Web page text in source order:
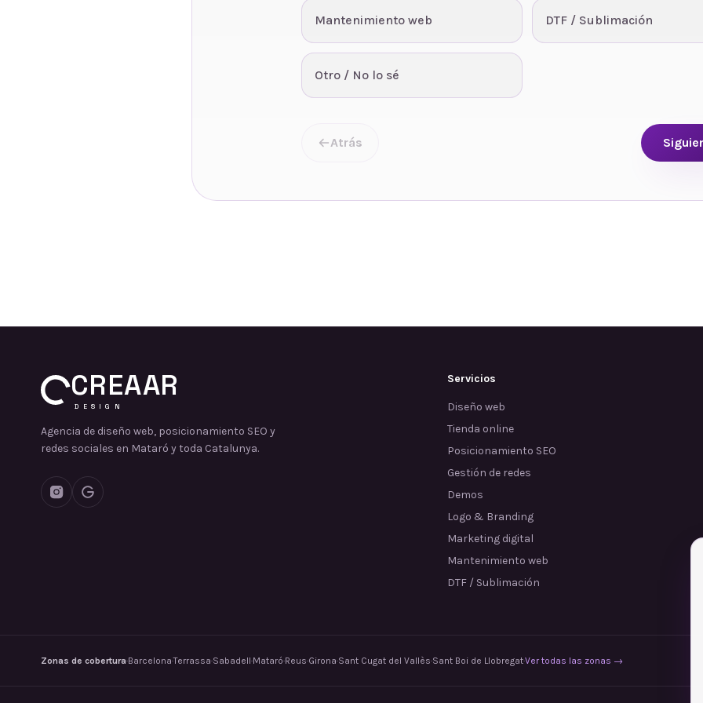
Mantenimiento web DTF / Sublimación
Otro / No lo sé
Atrás
CREAAR
DESIGN
Agencia de diseño web, posicionamiento SEO y
redes sociales en Mataró y toda Catalunya.
Servicios
Diseño web
Tienda online
Posicionamiento SEO
Gestión de redes
Demos
Logo & Branding
Marketing digital
Mantenimiento web
DTF / Sublimación
Zonas de cobertura·Barcelona·Terrassa·Sabadell·Mataró·Reus·Girona·Sant Cugat del Vallès·Sant Boi de Llobregat·Ver todas las zonas →